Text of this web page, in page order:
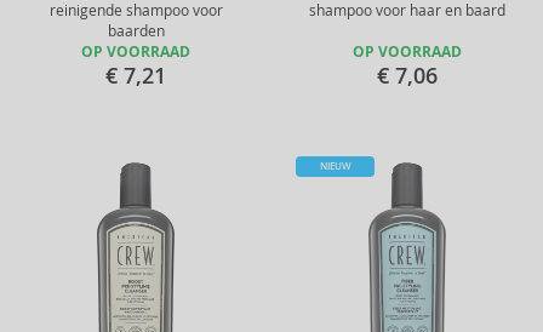
reinigende shampoo voor
baarden
OP VOORRAAD
€ 7,21
shampoo voor haar en baard
OP VOORRAAD
€ 7,06
NIEUW